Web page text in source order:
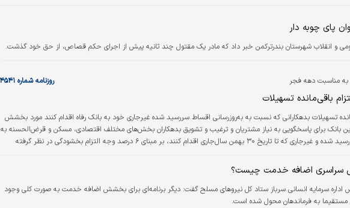
پای چوبه‌ دار
و انقلاب شهرستان بندرترکمن خبر داد که مادر یک مقتول چند ثانیه پیش از اجرای حکم قصاص، از حق خود گذشت.
به مناسبت دهه فجر روزنامه شماره ۴۵۴۱
باقی‌مانده تسهیلات
تسهیلات بدهکارانی که نسبت به به‌روز‌رسانی اقساط سررسید شده غیر‌جاری خود به بانک رفاه اقدام کنند مورد بخشش
بانک برای پاسخگویی به نیاز مشتریان و ترغیب و تشویق بدهکاران بخش‌های مختلف اقتصادی، مسکن و قرض‌الحسنه به
پرداخت اقساط سررسید شده و غیر‌جاری که تا تاریخ ۳۰ بهمن‌ سال‌جاری اقدام کنند، بر مبنای ۶ درصد وجه التزام بخشودگی در نظر گرفته
سراسری اضافه خدمت چیست؟
سرمایه انسانی سرباز ستاد کل نیروهای مسلح گفت: دیگر برنامه‌ای برای بخشش اضافه خدمت به صورت کلی وجود
مستقیما به فرماندهان محول شده است.